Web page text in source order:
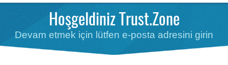
Hoşgeldiniz Trust.Zone
Devam etmek için lütfen e-posta adresini girin